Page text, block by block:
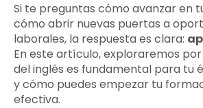
Si te preguntas cómo avanzar en
cómo abrir nuevas puertas a
laborales, la respuesta es clara:
En este artículo, exploraremos
del inglés es fundamental para tu
y cómo puedes empezar tu
efectiva.